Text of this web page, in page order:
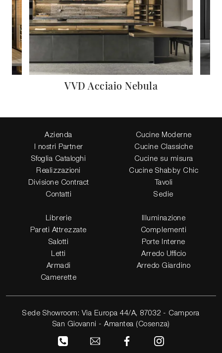
VVD Acciaio Nebula
Azienda
I nostri Partner
Sfoglia Cataloghi
Realizzazioni
Divisione Contract
Contatti
Cucine Moderne
Cucine Classiche
Cucine su misura
Cucine Shabby Chic
Tavoli
Sedie
Librerie
Pareti Attrezzate
Salotti
Letti
Armadi
Camerette
Illuminazione
Complementi
Porte Interne
Arredo Ufficio
Arredo Giardino
Sede Showroom: Via Europa 44/A, 87032 - Campora
San Giovanni - Amantea (Cosenza)